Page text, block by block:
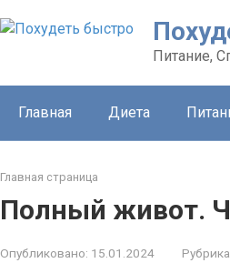
Питание,
Главная Диета
Главная страница
Полный живот.
Опубликовано: 15.01.2024